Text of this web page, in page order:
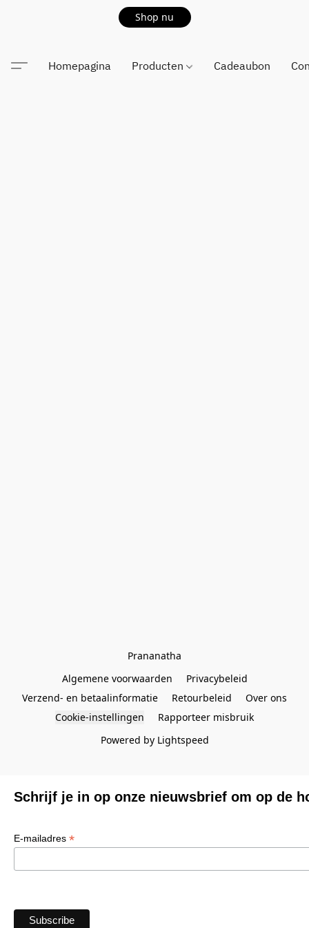
Shop nu
Homepagina Producten Cadeaubon
Prananatha
Algemene voorwaarden
Privacybeleid
Verzend- en betaalinformatie
Retourbeleid
Over ons
Cookie-instellingen
Rapporteer misbruik
Powered by Lightspeed
Schrijf je in op onze nieuwsbrief om op de
E-mailadres *